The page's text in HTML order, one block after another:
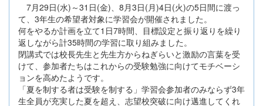
7月29日(水)～31日(金)、8月3日(月)4日(火)の5日間に渡っ
て、3年生の希望者対象に学習会が開催されました。
何をやるか計画を立て1日7時間、目標設定と振り返りを繰り
返しながら計35時間の学習に取り組みました。
閉講式では校長先生と先生方からねぎらいと激励の言葉を受
けて、参加者たちはこれからの受験勉強に向けてモチベーシ
ョンを高めたようです。
「夏を制する者は受験を制する」学習会参加者のみならず3年
生全員が充実した夏を超え、志望校突破に向け邁進してくれ